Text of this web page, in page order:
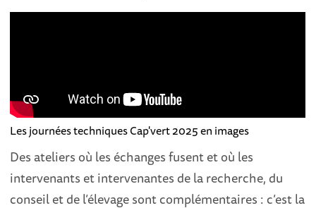
Les journées techniques Cap'vert 2025 en images
Des ateliers où les échanges fusent et où les
intervenants et intervenantes de la recherche, du
conseil et de l’élevage sont complémentaires : c’est la